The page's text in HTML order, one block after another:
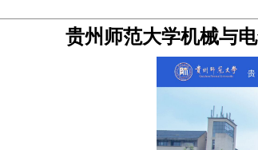
贵州师范大学机械与